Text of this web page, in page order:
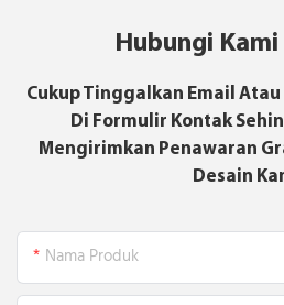
Hubungi
Cukup Tinggalkan Email
Di Formulir Kontak
Mengirimkan Penawaran
Desain
Nama Produk